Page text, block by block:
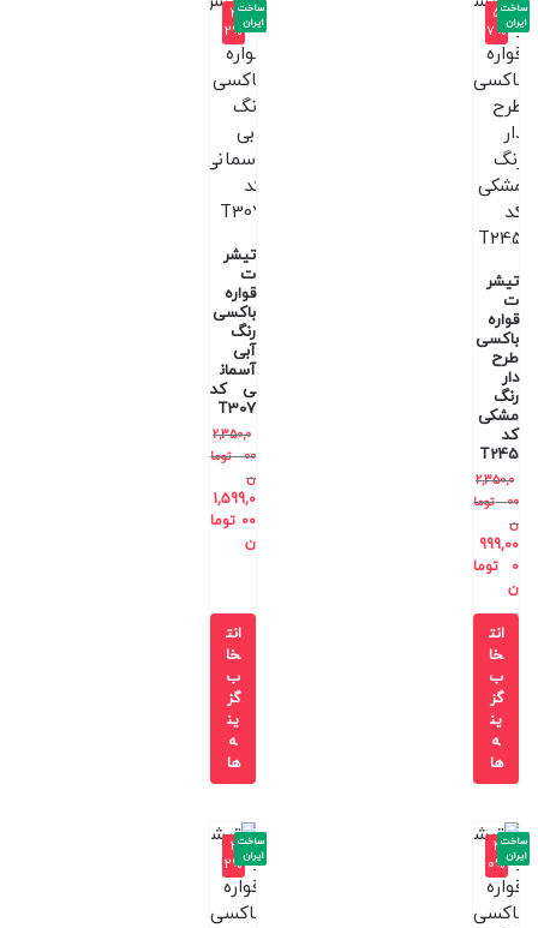
-5
7%
تیشر
ت
قواره
باکسی
طرح
دار
رنگ
مشکی
کد
T245
2,350,0
00
توما
ن
999,00
0
توما
ن
ساخت
ایران
انت
خا
ب
گز
ین
ه
ها
-3
2%
تیشر
ت
قواره
باکسی
رنگ
آبی
آسمان
ی کد
T307
2,350,0
00
توما
ن
1,599,0
00 توما
ن
ساخت
ایران
انت
خا
ب
گز
ین
ه
ها
-4
0%
ساخت
ایران
-3
2%
ساخت
ایران